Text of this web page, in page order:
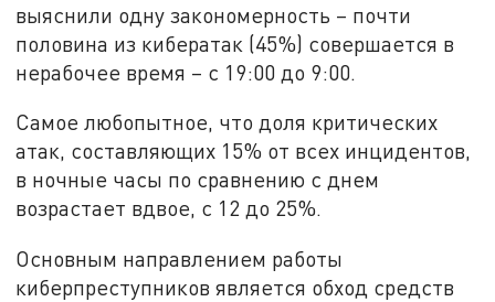
выяснили одну закономерность – почти
половина из кибератак (45%) совершается в
нерабочее время – с 19:00 до 9:00.
Самое любопытное, что доля критических
атак, составляющих 15% от всех инцидентов,
в ночные часы по сравнению с днем
возрастает вдвое, с 12 до 25%.
Основным направлением работы
киберпреступников является обход средств